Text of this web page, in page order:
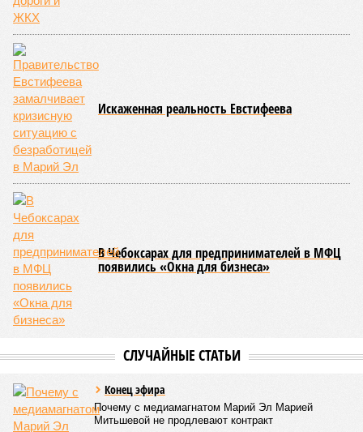
Искаженная реальность Евстифеева
В Чебоксарах для предпринимателей в МФЦ
появились «Окна для бизнеса»
СЛУЧАЙНЫЕ СТАТЬИ
Конец эфира
Почему с медиамагнатом Марий Эл Марией
Митьшевой не продлевают контракт